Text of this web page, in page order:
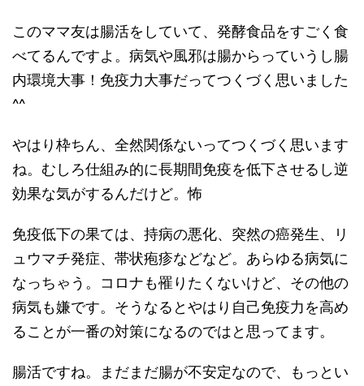
このママ友は腸活をしていて、発酵食品をすごく食
べてるんですよ。病気や風邪は腸からっていうし腸
内環境大事！免疫力大事だってつくづく思いました
^^
やはり枠ちん、全然関係ないってつくづく思います
ね。むしろ仕組み的に長期間免疫を低下させるし逆
効果な気がするんだけど。怖
免疫低下の果ては、持病の悪化、突然の癌発生、リ
ュウマチ発症、帯状疱疹などなど。あらゆる病気に
なっちゃう。コロナも罹りたくないけど、その他の
病気も嫌です。そうなるとやはり自己免疫力を高め
ることが一番の対策になるのではと思ってます。
腸活ですね。まだまだ腸が不安定なので、もっとい